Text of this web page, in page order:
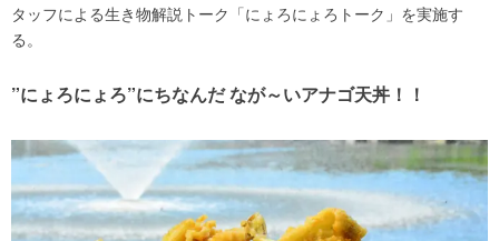
タッフによる生き物解説トーク「にょろにょろトーク」を実施す
る。
”にょろにょろ”にちなんだ なが～いアナゴ天丼！！